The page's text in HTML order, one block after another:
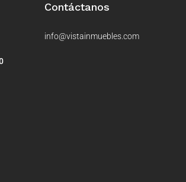
Contáctanos
info@vistainmuebles.com